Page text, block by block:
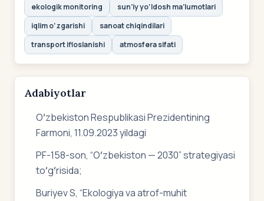
ekologik monitoring
sun’iy yo‘ldosh ma’lumotlari
iqlim o‘zgarishi
sanoat chiqindilari
transport ifloslanishi
atmosfera sifati
Adabiyotlar
Oʻzbekiston Respublikasi Prezidentining
Farmoni, 11.09.2023 yildagi
PF-158-son, “Oʻzbekiston — 2030” strategiyasi
toʻgʻrisida;
Buriyev S, “Ekologiya va atrof-muhit